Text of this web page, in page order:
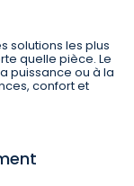
solutions les plus
quelle pièce. Le
puissance ou à la
confort et